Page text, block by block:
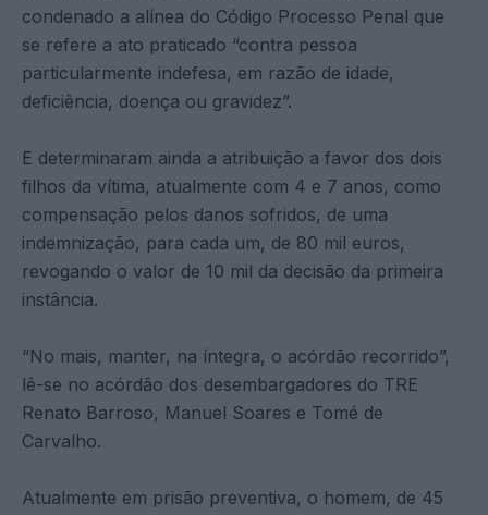
condenado a alínea do Código Processo Penal que
se refere a ato praticado “contra pessoa
particularmente indefesa, em razão de idade,
deficiência, doença ou gravidez”.
E determinaram ainda a atribuição a favor dos dois
filhos da vítima, atualmente com 4 e 7 anos, como
compensação pelos danos sofridos, de uma
indemnização, para cada um, de 80 mil euros,
revogando o valor de 10 mil da decisão da primeira
instância.
“No mais, manter, na íntegra, o acórdão recorrido”,
lê-se no acórdão dos desembargadores do TRE
Renato Barroso, Manuel Soares e Tomé de
Carvalho.
Atualmente em prisão preventiva, o homem, de 45